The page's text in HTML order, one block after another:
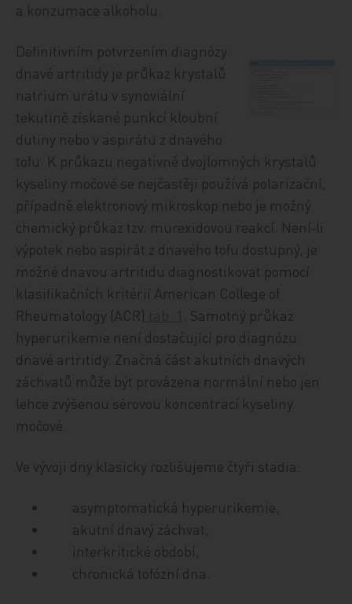
a konzumace alkoholu.
Definitivním potvrzením diagnózy
dnavé artritidy je průkaz krystalů
natrium urátu v synoviální
tekutině získané punkcí kloubní
dutiny nebo v aspirátu z dnavého
tofu. K průkazu negativně dvojlomných krystalů
kyseliny močové se nejčastěji používá polarizační,
případně elektronový mikroskop nebo je možný
chemický průkaz tzv. murexidovou reakcí. Není‑li
výpotek nebo aspirát z dnavého tofu dostupný, je
možné dnavou artritidu diagnostikovat pomocí
klasifikačních kritérií American College of
Rheumatology (ACR)
. Samotný průkaz
hyperurikemie není dostačující pro diagnózu
dnavé artritidy. Značná část akutních dnavých
záchvatů může být provázena normální nebo jen
lehce zvýšenou sérovou koncentrací kyseliny
močové.
Ve vývoji dny klasicky rozlišujeme čtyři stadia:
asymptomatická hyperurikemie,
akutní dnavý záchvat,
interkritické období,
chronická tofózní dna.